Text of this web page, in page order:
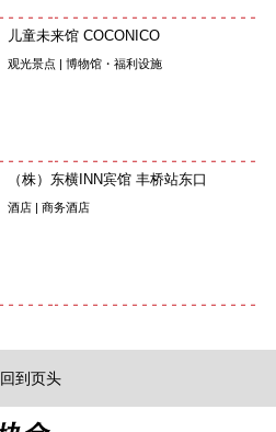
儿童未来馆 COCONICO
观光景点 | 博物馆・福利设施
（株）东横INN宾馆 丰桥站东口
酒店 | 商务酒店
回到页头